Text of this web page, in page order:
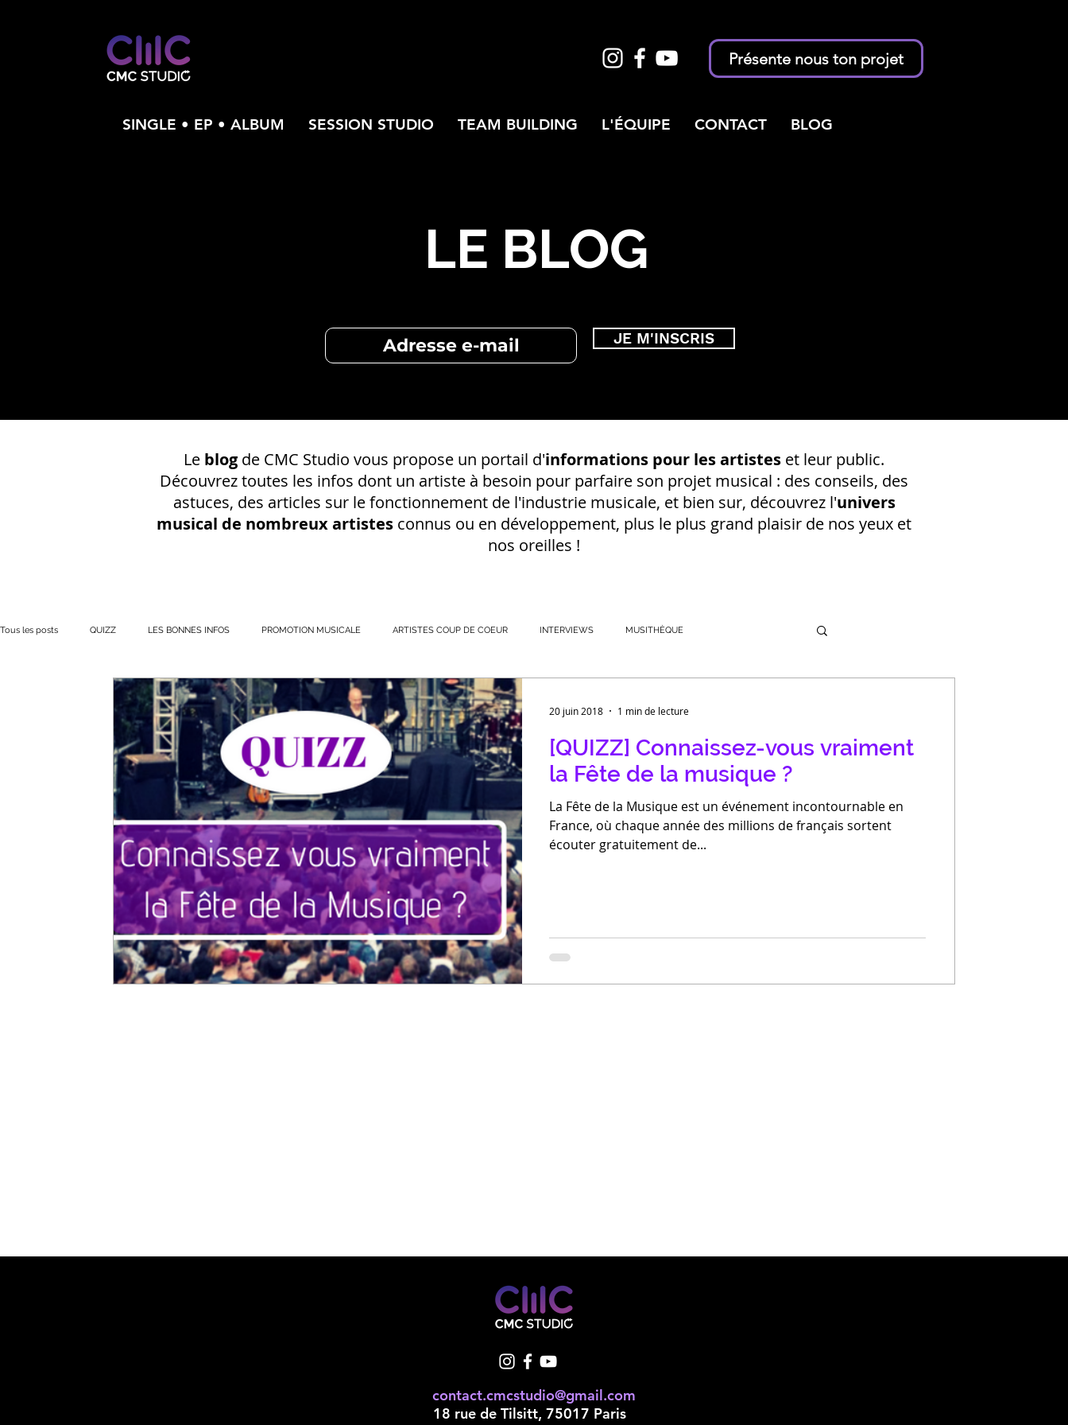
Présente nous ton projet
SINGLE • EP • ALBUM SESSION STUDIO TEAM BUILDING L'ÉQUIPE CONTACT BLOG
LE BLOG
JE M'INSCRIS
Le blog de CMC Studio vous propose un portail d'informations pour les artistes et leur public.
Découvrez toutes les infos dont un artiste à besoin pour parfaire son projet musical : des conseils, des
astuces, des articles sur le fonctionnement de l'industrie musicale, et bien sur, découvrez l'univers
musical de nombreux artistes connus ou en développement, plus le plus grand plaisir de nos yeux et
nos oreilles !
Tous les posts QUIZZ LES BONNES INFOS PROMOTION MUSICALE ARTISTES COUP DE COEUR INTERVIEWS MUSITHÈQUE
Votre communauté CONSEILS SUR UN ENREGISTREMENT EN S
[QUIZZ] Connaissez-vous vraiment
la Fête de la musique ?
La Fête de la Musique est un événement incontournable en
France, où chaque année des millions de français sortent
écouter gratuitement de...
20 juin 2018 1 min de lecture
contact.cmcstudio@gmail.com
18 rue de Tilsitt, 75017 Paris